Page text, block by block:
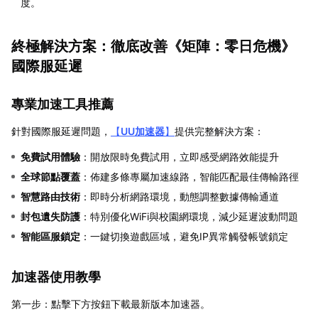
終極解決方案：徹底改善《矩陣：零日危機》
國際服延遲
專業加速工具推薦
針對國際服延遲問題， 【UU加速器】 提供完整解決方案：
免費試用體驗 ：開放限時免費試用，立即感受網路效能提升
全球節點覆蓋 ：佈建多條專屬加速線路，智能匹配最佳傳輸路徑
智慧路由技術 ：即時分析網路環境，動態調整數據傳輸通道
封包遺失防護 ：特別優化WiFi與校園網環境，減少延遲波動問題
智能區服鎖定 ：一鍵切換遊戲區域，避免IP異常觸發帳號鎖定
加速器使用教學
第一步：點擊下方按鈕下載最新版本加速器。